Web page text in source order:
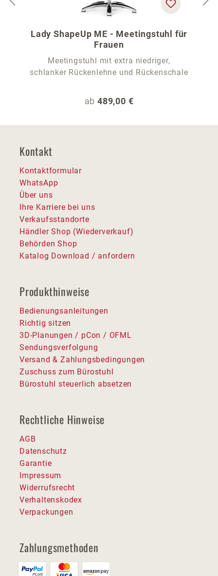
Lady ShapeUp ME - Meetingstuhl für
Frauen
Meetingstuhl mit extra niedriger,
schlanker Rückenlehne und Rückenschale
Regulärer Preis:
ab 489,00 €
Kontakt
Kontaktformular
WhatsApp
Über uns
Ihre Karriere bei uns
Verkaufsstandorte
Händler Shop (Wiederverkauf)
Behörden Shop
Katalog Download / anfordern
Produkthinweise
Bedienungsanleitungen
Richtig sitzen
3D-Planungen / pCon / OFML
Sendungsverfolgung
Versand & Zahlungsbedingungen
Zuschuss zum Bürostuhl
Bürostuhl steuerlich absetzen
Rechtliche Hinweise
AGB
Datenschutz
Garantie
Impressum
Widerrufsrecht
Verhaltenskodex
Verpackungen
Zahlungsmethoden